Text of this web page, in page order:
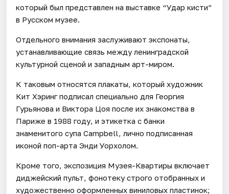
который был представлен на выставке “Удар кисти”
в Русском музее.
Отдельного внимания заслуживают экспонаты,
устанавливающие связь между ленинградской
культурной сценой и западным арт-миром.
К таковым относятся плакаты, который художник
Кит Хэринг подписал специально для Георгия
Гурьянова и Виктора Цоя после их знакомства в
Париже в 1988 году, и этикетка с банки
знаменитого супа Campbell, лично подписанная
иконой поп-арта Энди Уорхолом.
Кроме того, экспозиция Музея-Квартиры включает
диджейский пульт, фонотеку строго отобранных и
художественно оформленных виниловых пластинок;